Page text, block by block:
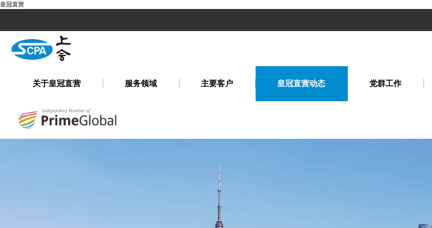
皇冠直营
关于皇冠直营 服务领域 主要客户 皇冠直营动态 党群工作